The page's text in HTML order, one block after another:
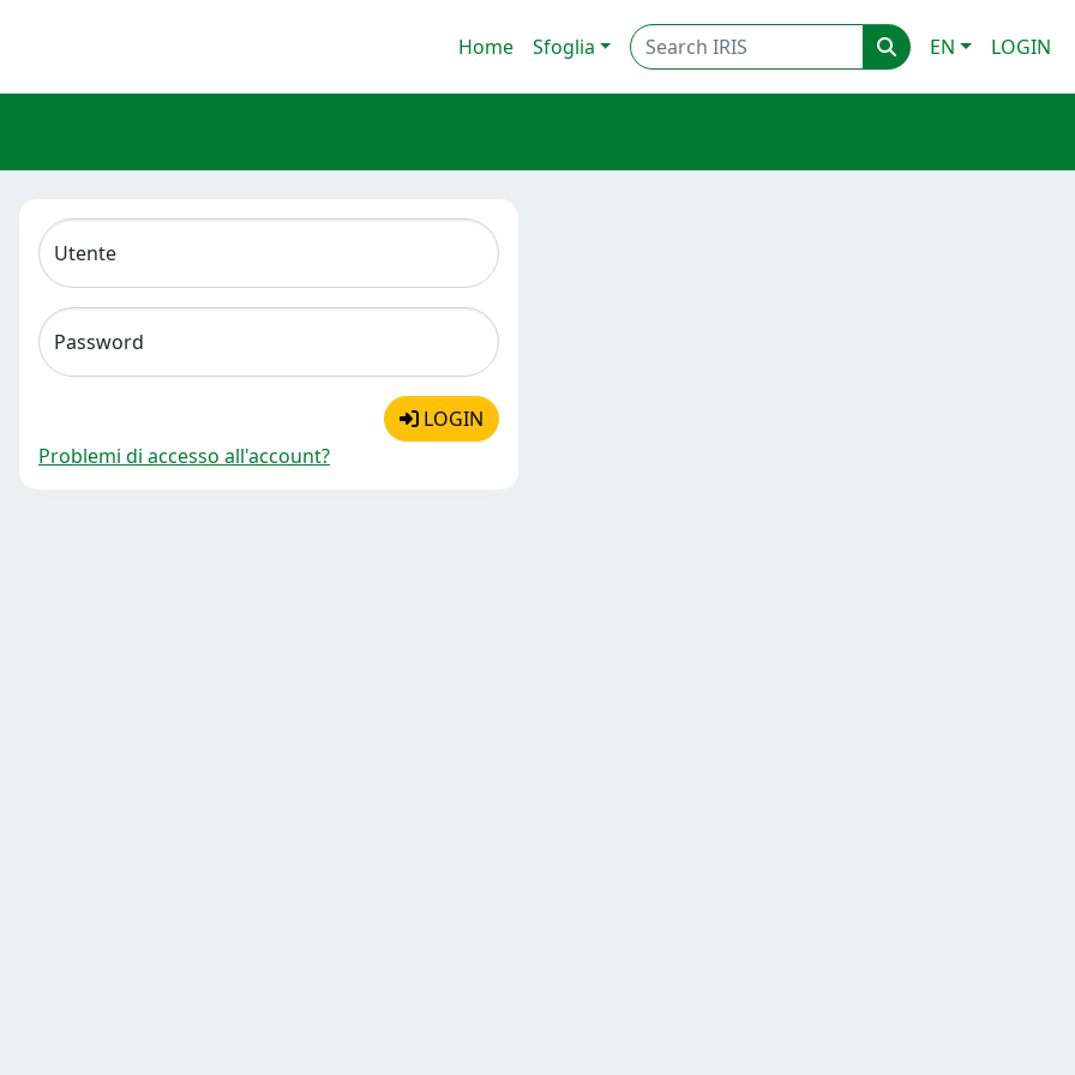
Home Sfoglia EN LOGIN
Utente
Password
LOGIN
Problemi di accesso all'account?